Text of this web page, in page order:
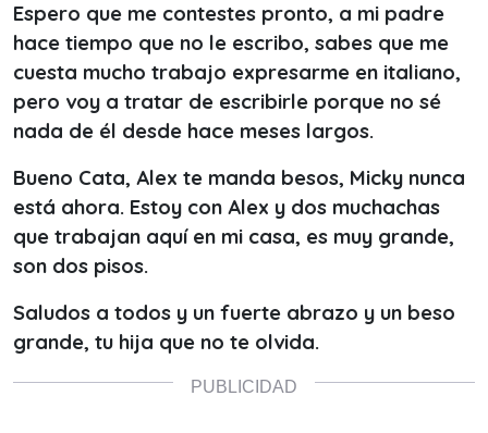
Espero que me contestes pronto, a mi padre
hace tiempo que no le escribo, sabes que me
cuesta mucho trabajo expresarme en italiano,
pero voy a tratar de escribirle porque no sé
nada de él desde hace meses largos.
Bueno Cata, Alex te manda besos, Micky nunca
está ahora. Estoy con Alex y dos muchachas
que trabajan aquí en mi casa, es muy grande,
son dos pisos.
Saludos a todos y un fuerte abrazo y un beso
grande, tu hija que no te olvida.